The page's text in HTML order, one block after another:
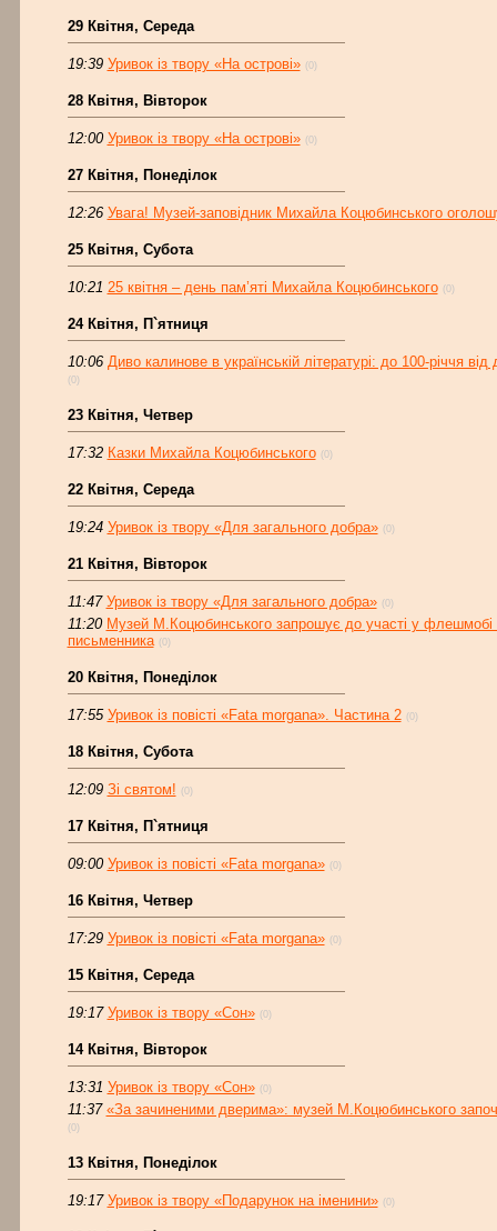
29 Квітня, Середа
19:39 Уривок із твору «На острові» (0)
28 Квітня, Вівторок
12:00 Уривок із твору «На острові» (0)
27 Квітня, Понеділок
12:26 Увага! Музей-заповідник Михайла Коцюбинського
25 Квітня, Субота
10:21 25 квітня – день пам’яті Михайла Коцюбинського (0)
24 Квітня, П`ятниця
10:06 Диво калинове в українській літературі: до 100-річчя
(0)
23 Квітня, Четвер
17:32 Казки Михайла Коцюбинського (0)
22 Квітня, Середа
19:24 Уривок із твору «Для загального добра» (0)
21 Квітня, Вівторок
11:47 Уривок із твору «Для загального добра» (0)
11:20 Музей М.Коцюбинського запрошує до участі у флешмобі
письменника (0)
20 Квітня, Понеділок
17:55 Уривок із повісті «Fata morgana». Частина 2 (0)
18 Квітня, Субота
12:09 Зі святом! (0)
17 Квітня, П`ятниця
09:00 Уривок із повісті «Fata morgana» (0)
16 Квітня, Четвер
17:29 Уривок із повісті «Fata morgana» (0)
15 Квітня, Середа
19:17 Уривок із твору «Сон» (0)
14 Квітня, Вівторок
13:31 Уривок із твору «Сон» (0)
11:37 «За зачиненими дверима»: музей М.Коцюбинського
(0)
13 Квітня, Понеділок
19:17 Уривок із твору «Подарунок на іменини» (0)